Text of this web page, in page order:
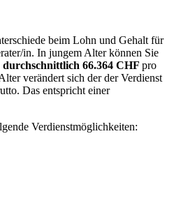
beim Lohn und Gehalt für
in. In jungem Alter können Sie
durchschnittlich 66.364 CHF pro
verändert sich der der Verdienst
Das entspricht einer
Verdienstmöglichkeiten: